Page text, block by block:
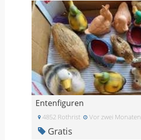
Entenfiguren
4852 Rothrist Vor zwei Monaten
Gratis